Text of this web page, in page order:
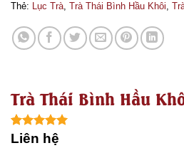
Thẻ: Lục Trà, Trà Thái Bình Hầu Khôi,
Trà Thái Bình Hầu
5.00trên 5
1Liên hệ